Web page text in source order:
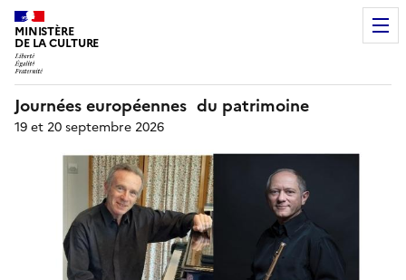
MINISTÈRE
DE LA CULTURE
Journées européennes du patrimoine
19 et 20 septembre 2026